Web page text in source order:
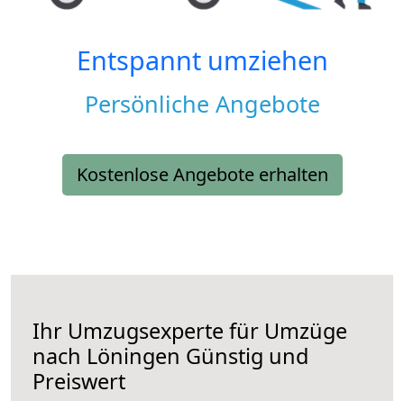
Entspannt umziehen
Persönliche Angebote
Kostenlose Angebote erhalten
Ihr Umzugsexperte für Umzüge
nach Löningen Günstig und
Preiswert